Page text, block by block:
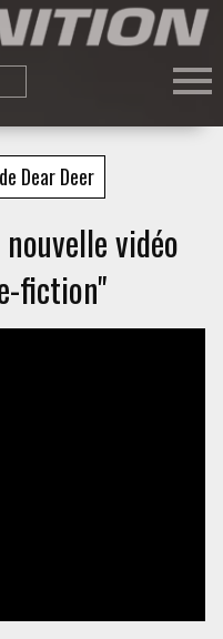
Dear Deer
vidéo
fiction"